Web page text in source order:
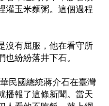
灌玉米麵粥。這個過程
沒有屈服，他在看守所
紛紛落井下石。
民國總統蔣介石在臺灣
播報了這條新聞。當天